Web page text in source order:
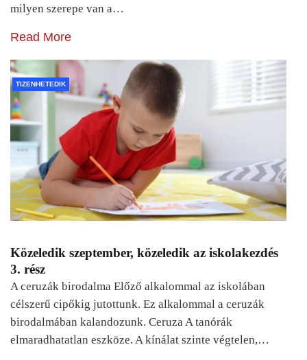
milyen szerepe van a…
Read More
TIZENHETEDIK
Közeledik szeptember, közeledik az iskolakezdés
3. rész
A ceruzák birodalma Előző alkalommal az iskolában
célszerű cipőkig jutottunk. Ez alkalommal a ceruzák
birodalmában kalandozunk. Ceruza A tanórák
elmaradhatatlan eszköze. A kínálat szinte végtelen,…